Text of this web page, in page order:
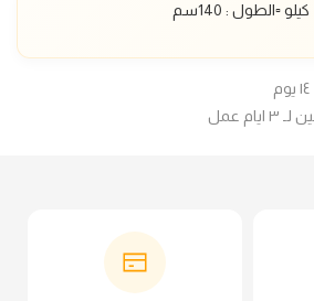
كيلو ▫️الطول : 140سم
عمل